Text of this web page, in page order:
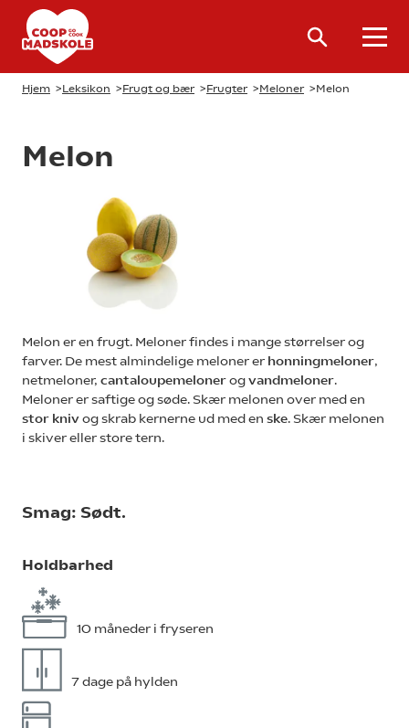
Hjem >Leksikon >Frugt og bær >Frugter >Meloner >Melon
Melon
Melon er en frugt. Meloner findes i mange størrelser og
farver. De mest almindelige meloner er honningmeloner,
netmeloner, cantaloupemelonerogvandmeloner.
Meloner er saftige og søde. Skær melonen over med en
stor knivog skrab kernerne ud med en ske. Skær melonen
i skiver eller store tern.
Smag: Sødt.
Holdbarhed
10 måneder i fryseren
7 dage på hylden